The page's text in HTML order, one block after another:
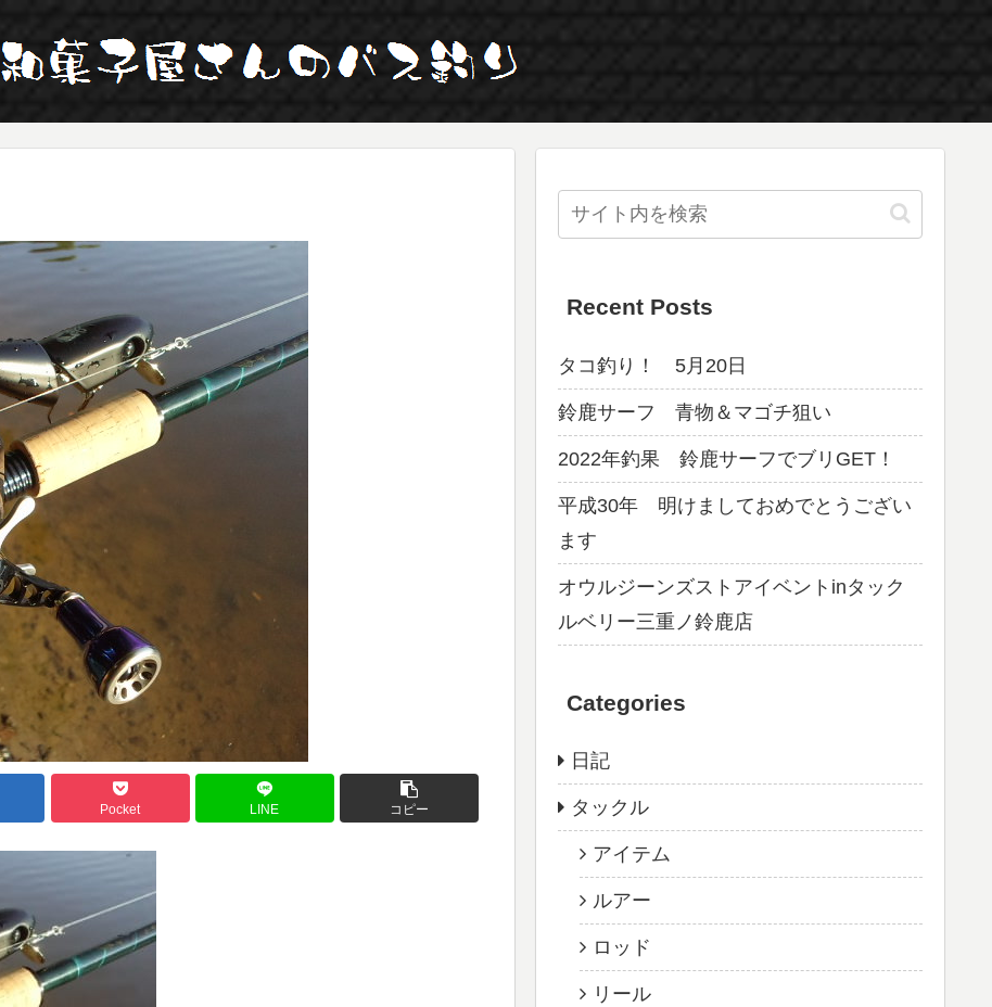
Pocket LINE コピー
Recent Posts
タコ釣り！ 5月20日
鈴鹿サーフ 青物＆マゴチ狙い
2022年釣果 鈴鹿サーフでブリGET！
平成30年 明けましておめでとうござい
ます
オウルジーンズストアイベントinタック
ルベリー三重ノ鈴鹿店
Categories
日記
タックル
アイテム
ルアー
ロッド
リール